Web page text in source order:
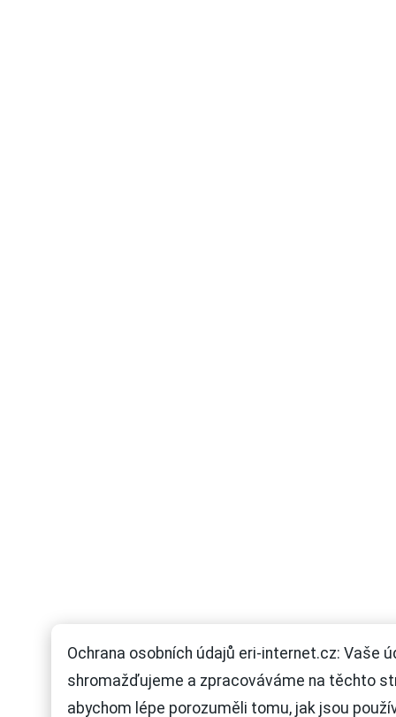
Ochrana osobních údajů eri-internet.cz: Vaše
shromažďujeme a zpracováváme na těchto
abychom lépe porozuměli tomu, jak jsou